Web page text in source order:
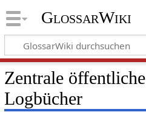
GlossarWiki
Zentrale öffentliche
Logbücher